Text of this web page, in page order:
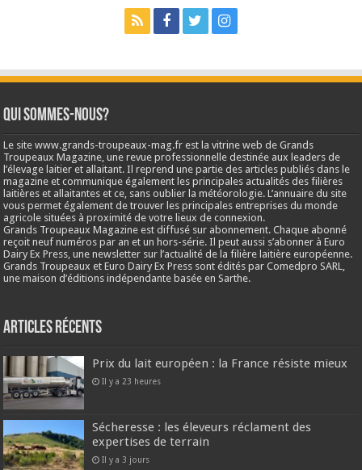
Qui sommes-nous?
Le site www.grands-troupeaux-mag.fr est la vitrine web de Grands
Troupeaux Magazine, une revue professionnelle destinée aux leaders de
l’élevage laitier et allaitant. Il reprend une partie des articles publiés dans le
magazine et communique également les principales actualités des filières
laitières et allaitantes et ce, sans oublier la météorologie. L’annuaire du site
vous permet également de trouver les principales entreprises du monde
agricole situées à proximité de votre lieux de connexion.
Grands Troupeaux Magazine est diffusé sur abonnement. Chaque abonné
reçoit neuf numéros par an et un hors-série. Il peut aussi s’abonner à Euro
Dairy Ex Press, une newsletter sur l’actualité de la filière laitière européenne.
Grands Troupeaux et Euro Dairy Ex Press sont édités par Comedpro SARL,
une maison d’éditions indépendante basée en Sarthe.
Articles récents
Prix du lait européen : la France résiste mieux
Il y a 23 heures
Sécheresse : les éleveurs réclament des
expertises de terrain
Il y a 3 jours